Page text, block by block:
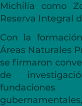
Michilía como
Reserva Integral
Con la
Áreas Naturales
se firmaron
de